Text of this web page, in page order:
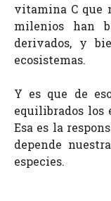
vitamina C que
milenios han
derivados, y
ecosistemas.
Y es que de
equilibrados los
Esa es la
depende
especies.